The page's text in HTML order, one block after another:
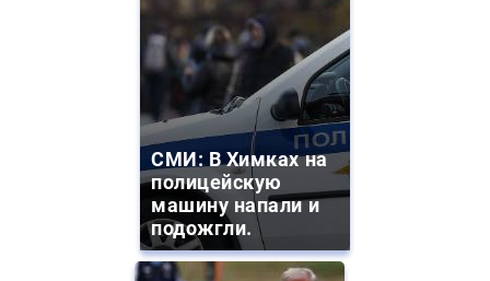
СМИ: В Химках на
полицейскую
машину напали и
подожгли.